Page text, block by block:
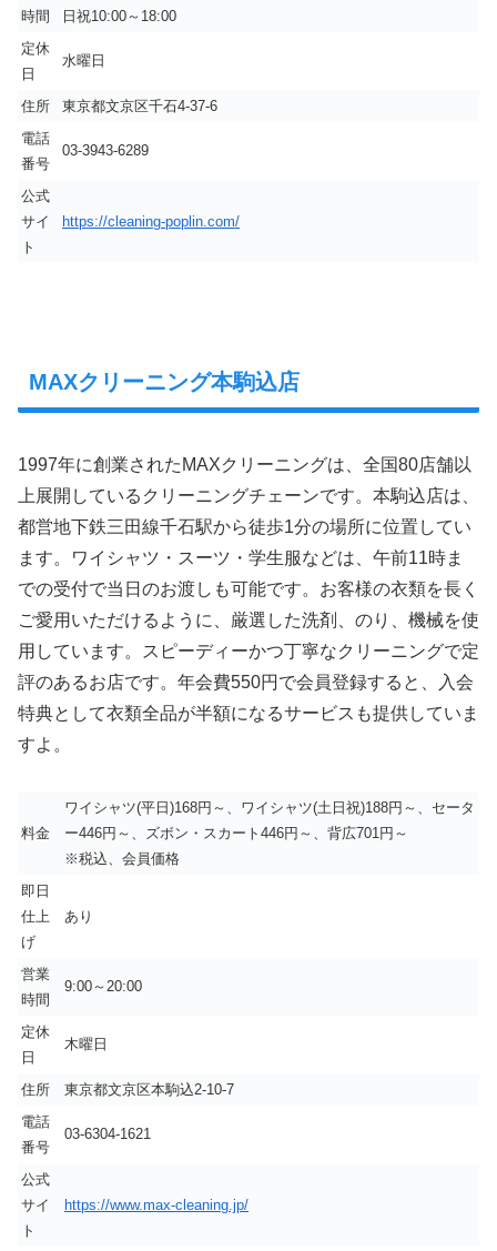
時間
日祝10:00～18:00
定休
日
水曜日
住所
東京都文京区千石4-37-6
電話
番号
03-3943-6289
公式
サイ
ト
https://cleaning-poplin.com/
MAXクリーニング本駒込店
1997年に創業されたMAXクリーニングは、全国80店舗以
上展開しているクリーニングチェーンです。本駒込店は、
都営地下鉄三田線千石駅から徒歩1分の場所に位置してい
ます。ワイシャツ・スーツ・学生服などは、午前11時ま
での受付で当日のお渡しも可能です。お客様の衣類を長く
ご愛用いただけるように、厳選した洗剤、のり、機械を使
用しています。スピーディーかつ丁寧なクリーニングで定
評のあるお店です。年会費550円で会員登録すると、入会
特典として衣類全品が半額になるサービスも提供していま
すよ。
料金
ワイシャツ(平日)168円～、ワイシャツ(土日祝)188円～、セータ
ー446円～、ズボン・スカート446円～、背広701円～
※税込、会員価格
即日
仕上
げ
あり
営業
時間
9:00～20:00
定休
日
木曜日
住所
東京都文京区本駒込2-10-7
電話
番号
03-6304-1621
公式
サイ
ト
https://www.max-cleaning.jp/